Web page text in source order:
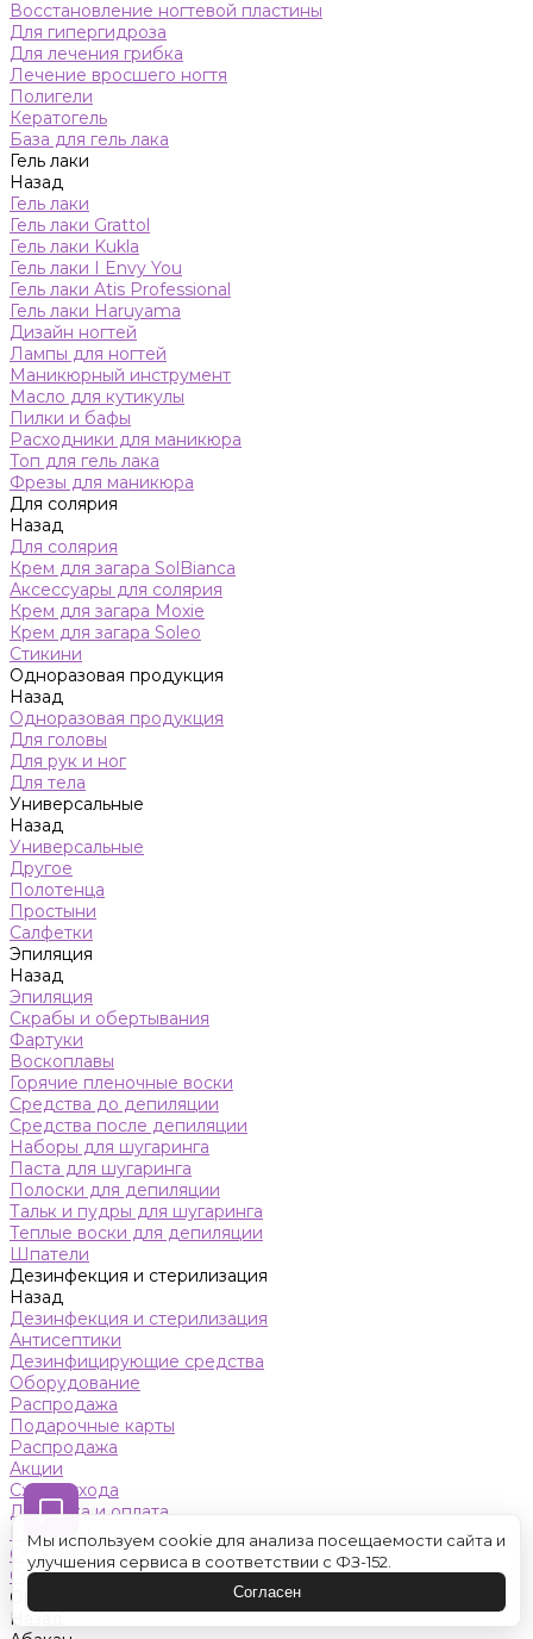
Восстановление ногтевой пластины
Для гипергидроза
Для лечения грибка
Лечение вросшего ногтя
Полигели
Кератогель
База для гель лака
Гель лаки
Назад
Гель лаки
Гель лаки Grattol
Гель лаки Kukla
Гель лаки I Envy You
Гель лаки Atis Professional
Гель лаки Haruyama
Дизайн ногтей
Лампы для ногтей
Маникюрный инструмент
Масло для кутикулы
Пилки и бафы
Расходники для маникюра
Топ для гель лака
Фрезы для маникюра
Для солярия
Назад
Для солярия
Крем для загара SolBianca
Аксессуары для солярия
Крем для загара Moxie
Крем для загара Soleo
Стикини
Одноразовая продукция
Назад
Одноразовая продукция
Для головы
Для рук и ног
Для тела
Универсальные
Назад
Универсальные
Другое
Полотенца
Простыни
Салфетки
Эпиляция
Назад
Эпиляция
Скрабы и обертывания
Фартуки
Воскоплавы
Горячие пленочные воски
Средства до депиляции
Средства после депиляции
Наборы для шугаринга
Паста для шугаринга
Полоски для депиляции
Тальк и пудры для шугаринга
Теплые воски для депиляции
Шпатели
Дезинфекция и стерилизация
Назад
Дезинфекция и стерилизация
Антисептики
Дезинфицирующие средства
Оборудование
Распродажа
Подарочные карты
Распродажа
Акции
Схемы ухода
Доставка и оплата
Контакты
Обучение
Салон красоты
Оренбург
Назад
Мы используем cookie для анализа посещаемости сайта и
улучшения сервиса в соответствии с ФЗ-152.
Согласен